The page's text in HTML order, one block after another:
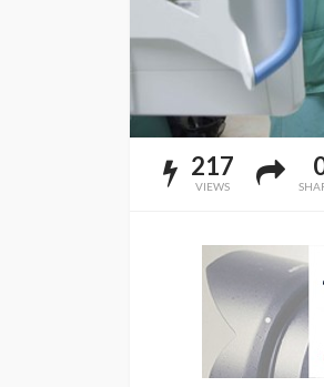
217
VIEWS